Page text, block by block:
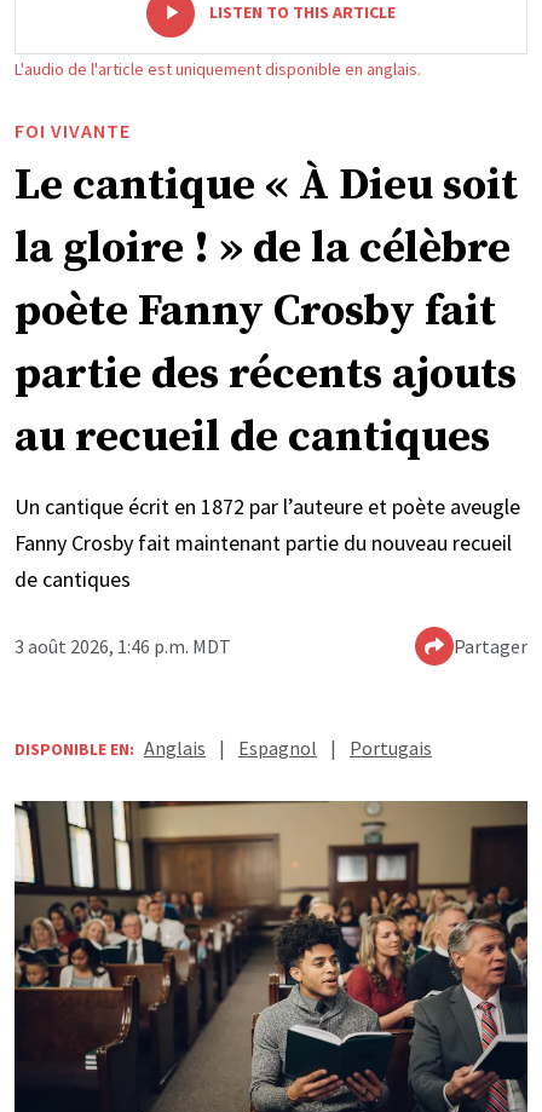
LISTEN TO THIS ARTICLE
L'audio de l'article est uniquement disponible en anglais.
FOI VIVANTE
Le cantique « À Dieu soit
la gloire ! » de la célèbre
poète Fanny Crosby fait
partie des récents ajouts
au recueil de cantiques
Un cantique écrit en 1872 par l’auteure et poète aveugle
Fanny Crosby fait maintenant partie du nouveau recueil
de cantiques
3 août 2026, 1:46 p.m. MDT Partager
DISPONIBLE EN: Anglais | Espagnol | Portugais